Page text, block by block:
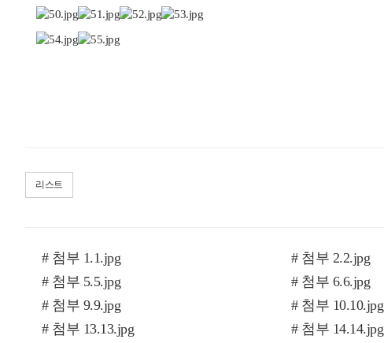
리스트
# 첨부 1.1.jpg # 첨부 2.2.jpg
# 첨부 5.5.jpg
# 첨부 6.6.jpg
# 첨부 9.9.jpg
# 첨부 10.10.jpg
# 첨부 13.13.jpg
# 첨부 14.14.jpg